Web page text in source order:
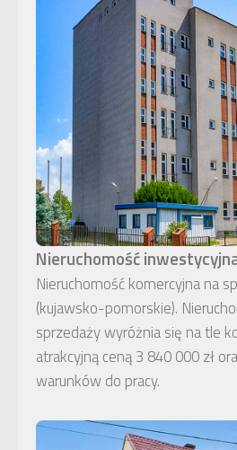
Nieruchomość
Nieruchomość komercyjna na
(kujawsko-pomorskie).
sprzedaży wyróżnia się na tle
atrakcyjną ceną 3 840 000 zł
warunków do pracy.